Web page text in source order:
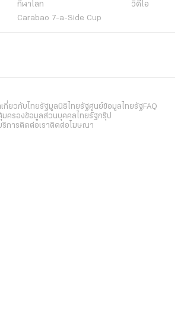
กีฬาโลก
วิดีโอ
Carabao 7-a-Side Cup
เกี่ยวกับไทยรัฐมูลนิธิไทยรัฐศูนย์ข้อมูลไทยรัฐFAQ
มครองข้อมูลส่วนบุคคลไทยรัฐกรุ๊ป
ริการติดต่อเราติดต่อโฆษณา